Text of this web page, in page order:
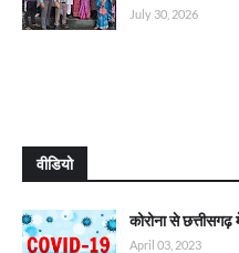
July 30, 2026
वीडियो
कोरोना से
April 03, 2023